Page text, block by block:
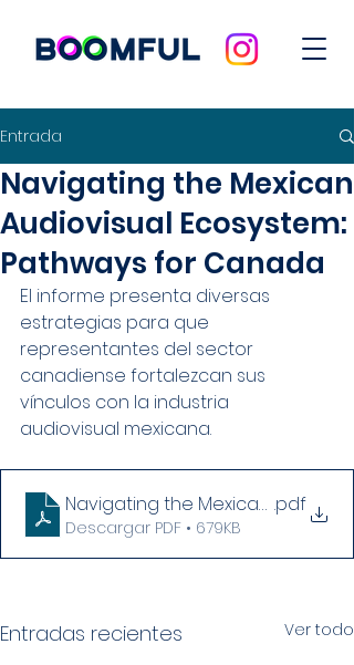
Entrada
Navigating the Mexican
Audiovisual Ecosystem:
Pathways for Canada
El informe presenta diversas
estrategias para que
representantes del sector
canadiense fortalezcan sus
vínculos con la industria
audiovisual mexicana.
Navigating the Mexican.pdf
Descargar PDF • 679KB
Entradas recientes Ver todo